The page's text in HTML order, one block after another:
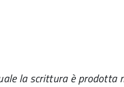
la scrittura è prodotta